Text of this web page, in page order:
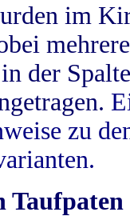
im
der
zu
Taufpaten